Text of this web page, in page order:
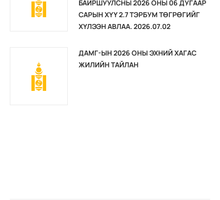
БАЙРШУУЛСНЫ 2026 ОНЫ 06 ДУГААР
САРЫН ХҮҮ 2.7 ТЭРБУМ ТӨГРӨГИЙГ
ХҮЛЭЭН АВЛАА. 2026.07.02
ДАМГ-ЫН 2026 ОНЫ ЭХНИЙ ХАГАС
ЖИЛИЙН ТАЙЛАН